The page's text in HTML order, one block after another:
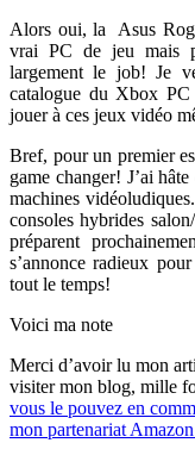
Alors oui, la Asus
vrai PC de jeu mais
largement le job! Je
catalogue du Xbox PC
jouer à ces jeux vidéo
Bref, pour un premier
game changer! J’ai
machines
consoles hybrides
préparent
s’annonce radieux
tout le temps!
Voici ma note
Merci d’avoir lu mon
visiter mon blog, mille
vous le pouvez en
mon partenariat